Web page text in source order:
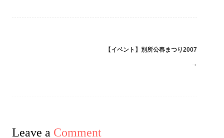
【イベント】別所公春まつり2007
→
Leave a Comment